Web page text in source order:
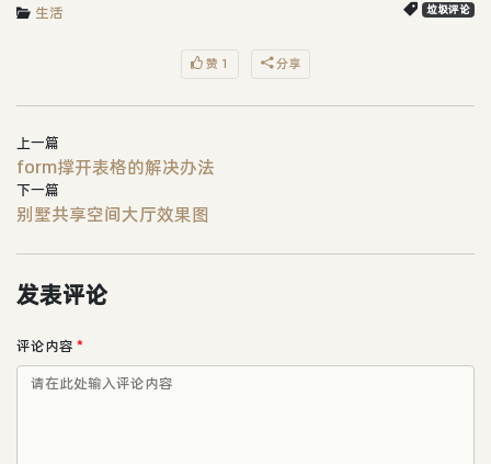
生活 垃圾评论
赞 1 分享
上一篇
form撑开表格的解决办法
下一篇
别墅共享空间大厅效果图
发表评论
评论内容 *